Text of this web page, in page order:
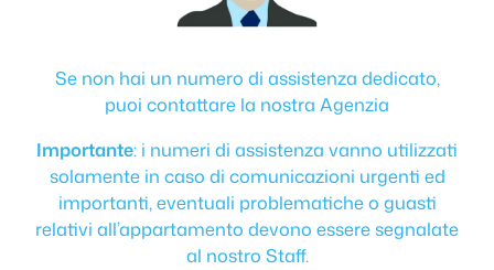
Se non hai un numero di assistenza dedicato,
puoi contattare la nostra Agenzia
Importante: i numeri di assistenza vanno utilizzati
solamente in caso di comunicazioni urgenti ed
importanti, eventuali problematiche o guasti
relativi all’appartamento devono essere segnalate
al nostro Staff.